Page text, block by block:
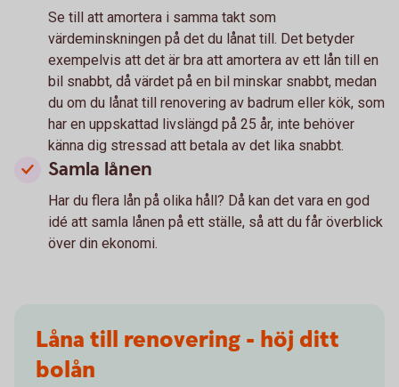
Se till att amortera i samma takt som
värdeminskningen på det du lånat till. Det betyder
exempelvis att det är bra att amortera av ett lån till en
bil snabbt, då värdet på en bil minskar snabbt, medan
du om du lånat till renovering av badrum eller kök, som
har en uppskattad livslängd på 25 år, inte behöver
känna dig stressad att betala av det lika snabbt.
Samla lånen
Har du flera lån på olika håll? Då kan det vara en god
idé att samla lånen på ett ställe, så att du får överblick
över din ekonomi.
Låna till renovering - höj ditt
bolån